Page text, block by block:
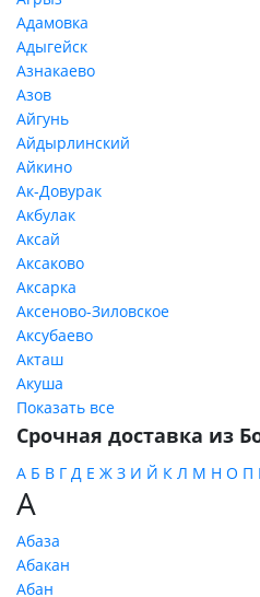
Адамовка
Адыгейск
Азнакаево
Азов
Айгунь
Айдырлинский
Айкино
Ак-Довурак
Акбулак
Аксай
Аксаково
Аксарка
Аксеново-Зиловское
Аксубаево
Акташ
Акуша
Показать все
Срочная доставка из
А Б В Г Д Е Ж З И Й К Л М Н О П
А
Абаза
Абакан
Абан